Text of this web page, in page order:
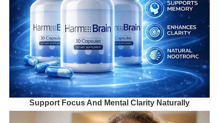
Support Focus And Mental Clarity Naturally